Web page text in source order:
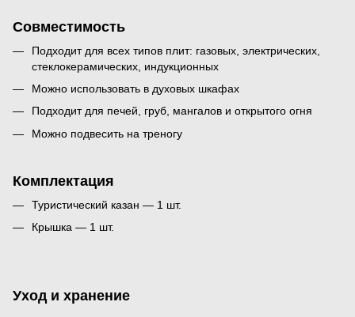
Совместимость
Подходит для всех типов плит: газовых, электрических,
стеклокерамических, индукционных
Можно использовать в духовых шкафах
Подходит для печей, груб, мангалов и открытого огня
Можно подвесить на треногу
Комплектация
Туристический казан — 1 шт.
Крышка — 1 шт.
Уход и хранение